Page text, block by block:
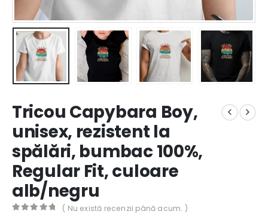
Tricou Capybara Boy,
unisex, rezistent la
spălări, bumbac 100%,
Regular Fit, culoare
alb/negru
( Nu există recenzii până acum. )